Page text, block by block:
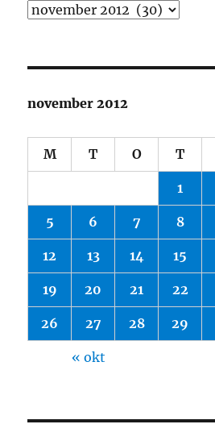
Arkiv
november 2012
M T O T
1
5 6 7 8
12 13 14 15
19 20 21 22
26 27 28 29
« okt